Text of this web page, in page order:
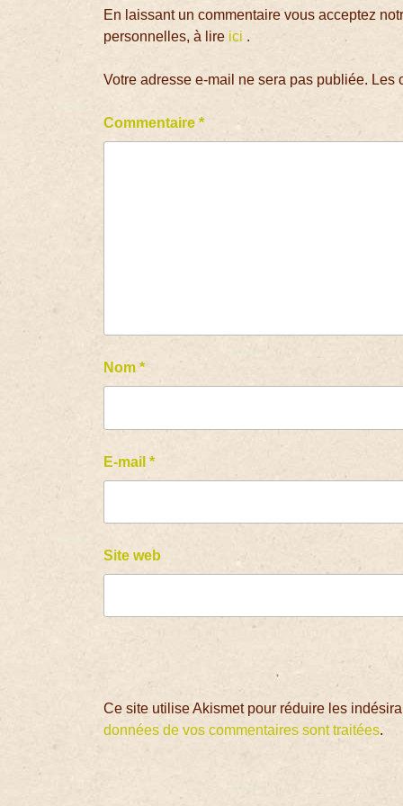
En laissant un commentaire vous acceptez
personnelles, à lire ici .
Votre adresse e-mail ne sera pas publiée. Les
Commentaire*
Nom*
E-mail*
Site web
Ce site utilise Akismet pour réduire les
données de vos commentaires sont traitées.